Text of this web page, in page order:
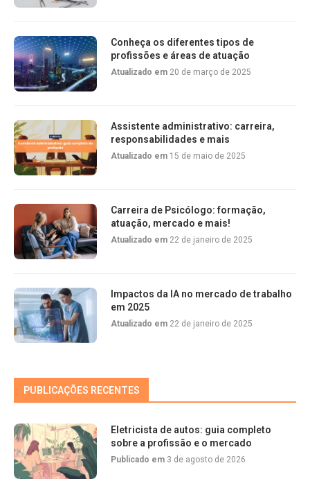
Conheça os diferentes tipos de
profissões e áreas de atuação
Atualizado em 20 de março de 2025
Assistente administrativo: carreira,
responsabilidades e mais
Atualizado em 15 de maio de 2025
Carreira de Psicólogo: formação,
atuação, mercado e mais!
Atualizado em 22 de janeiro de 2025
Impactos da IA no mercado de trabalho
em 2025
Atualizado em 22 de janeiro de 2025
PUBLICAÇÕES RECENTES
Eletricista de autos: guia completo
sobre a profissão e o mercado
Publicado em 3 de agosto de 2026